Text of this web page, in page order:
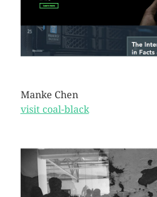
Manke Chen
visit coal-black